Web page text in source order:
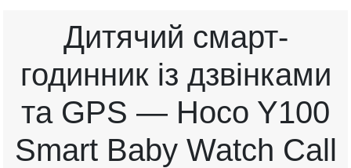
Дитячий смарт-
годинник із дзвінками
та GPS — Hoco Y100
Smart Baby Watch Call